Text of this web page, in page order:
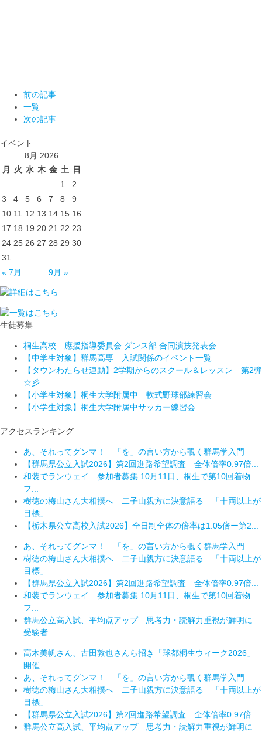
前の記事
一覧
次の記事
イベント
8月 2026
月 火 水 木 金 土 日
1
2
3
4 5 6 7 8
9
10 11 12 13 14 15 16
17 18 19 20 21 22 23
24 25 26 27 28 29 30
31
« 7月
9月 »
生徒募集
桐生高校 應援指導委員会 ダンス部 合同演技発表会
【中学生対象】群馬高専 入試関係のイベント一覧
【タウンわたらせ連動】2学期からのスクール＆レッスン 第2弾
☆彡
【小学生対象】桐生大学附属中 軟式野球部練習会
【小学生対象】桐生大学附属中サッカー練習会
アクセスランキング
あ、それってグンマ！ 「を」の言い方から覗く群馬学入門
【群馬県公立入試2026】第2回進路希望調査 全体倍率0.97倍...
和装でランウェイ 参加者募集 10月11日、桐生で第10回着物
フ...
樹徳の梅山さん大相撲へ 二子山親方に決意語る 「十両以上が
目標」
【栃木県公立高校入試2026】全日制全体の倍率は1.05倍ー第2...
あ、それってグンマ！ 「を」の言い方から覗く群馬学入門
樹徳の梅山さん大相撲へ 二子山親方に決意語る 「十両以上が
目標」
【群馬県公立入試2026】第2回進路希望調査 全体倍率0.97倍...
和装でランウェイ 参加者募集 10月11日、桐生で第10回着物
フ...
群馬公立高入試、平均点アップ 思考力・読解力重視が鮮明に
受験者...
高木美帆さん、古田敦也さんら招き「球都桐生ウィーク2026」
開催...
あ、それってグンマ！ 「を」の言い方から覗く群馬学入門
樹徳の梅山さん大相撲へ 二子山親方に決意語る 「十両以上が
目標」
【群馬県公立入試2026】第2回進路希望調査 全体倍率0.97倍...
群馬公立高入試、平均点アップ 思考力・読解力重視が鮮明に